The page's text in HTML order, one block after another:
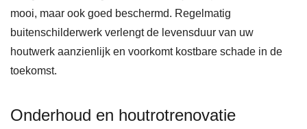
mooi, maar ook goed beschermd. Regelmatig
buitenschilderwerk verlengt de levensduur van uw
houtwerk aanzienlijk en voorkomt kostbare schade in de
toekomst.
Onderhoud en houtrotrenovatie